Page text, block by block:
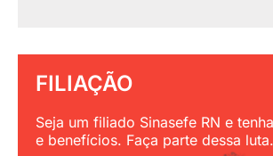
FILIAÇÃO
Seja um filiado Sinasefe RN e
e benefícios. Faça parte dessa luta.